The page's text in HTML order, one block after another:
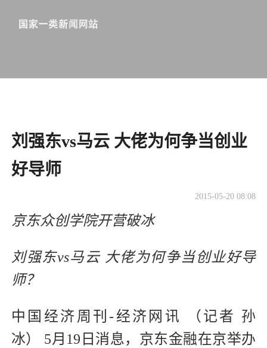
刘强东vs马云 大佬为何争当创业
好导师
2015-05-20 08:08
京东众创学院开营破冰
刘强东vs马云 大佬为何争当创业好导
师？
中国经济周刊-经济网讯 （记者 孙
冰） 5月19日消息，京东金融在京举办